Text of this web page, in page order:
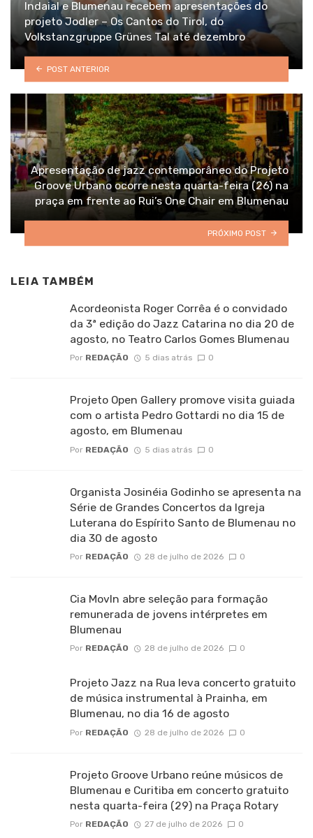
Indaial e Blumenau recebem apresentações do
projeto Jodler – Os Cantos do Tirol, do
Volkstanzgruppe Grünes Tal até dezembro
POST ANTERIOR
Apresentação de jazz contemporâneo do Projeto
Groove Urbano ocorre nesta quarta-feira (26) na
praça em frente ao Rui’s One Chair em Blumenau
PRÓXIMO POST
LEIA TAMBÉM
Acordeonista Roger Corrêa é o convidado
da 3ª edição do Jazz Catarina no dia 20 de
agosto, no Teatro Carlos Gomes Blumenau
Por REDAÇÃO 5 dias atrás 0
Projeto Open Gallery promove visita guiada
com o artista Pedro Gottardi no dia 15 de
agosto, em Blumenau
Por REDAÇÃO 5 dias atrás 0
Organista Josinéia Godinho se apresenta na
Série de Grandes Concertos da Igreja
Luterana do Espírito Santo de Blumenau no
dia 30 de agosto
Por REDAÇÃO 28 de julho de 2026 0
Cia MovIn abre seleção para formação
remunerada de jovens intérpretes em
Blumenau
Por REDAÇÃO 28 de julho de 2026 0
Projeto Jazz na Rua leva concerto gratuito
de música instrumental à Prainha, em
Blumenau, no dia 16 de agosto
Por REDAÇÃO 28 de julho de 2026 0
Projeto Groove Urbano reúne músicos de
Blumenau e Curitiba em concerto gratuito
nesta quarta-feira (29) na Praça Rotary
Por REDAÇÃO 27 de julho de 2026 0